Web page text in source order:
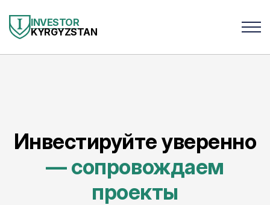
INVESTOR
KYRGYZSTAN
Инвестируйте уверенно
— сопровождаем
проекты